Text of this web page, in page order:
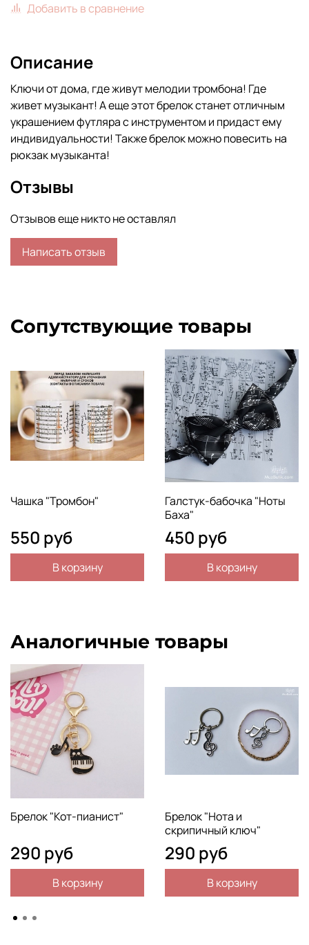
Добавить в сравнение
Описание
Ключи от дома, где живут мелодии тромбона! Где
живет музыкант! А еще этот брелок станет отличным
украшением футляра с инструментом и придаст ему
индивидуальности! Также брелок можно повесить на
рюкзак музыканта!
Отзывы
Отзывов еще никто не оставлял
Написать отзыв
Сопутствующие товары
Чашка "Тромбон"
550 руб
В корзину
Галстук-бабочка "Ноты
Баха"
450 руб
В корзину
Аналогичные товары
Брелок "Кот-пианист"
290 руб
В корзину
Брелок "Нота и
скрипичный ключ"
290 руб
В корзину